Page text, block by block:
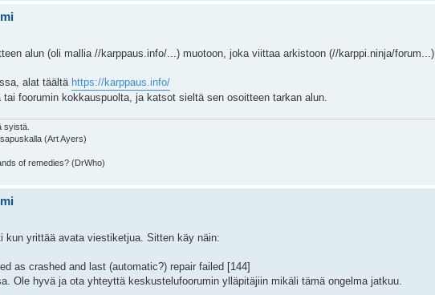
alun (oli mallia //karppaus.info/...) muotoon, joka viittaa arkistoon (//karppi.ninja/forum...)
alat täältä https://karppaus.info/
foorumin kokkauspuolta, ja katsot sieltä sen osoitteen tarkan alun.
syistä.
(Art Ayers)
of remedies? (DrWho)
kun yrittää avata viestiketjua. Sitten käy näin:
as crashed and last (automatic?) repair failed [144]
Ole hyvä ja ota yhteyttä keskustelufoorumin ylläpitäjiin mikäli tämä ongelma jatkuu.